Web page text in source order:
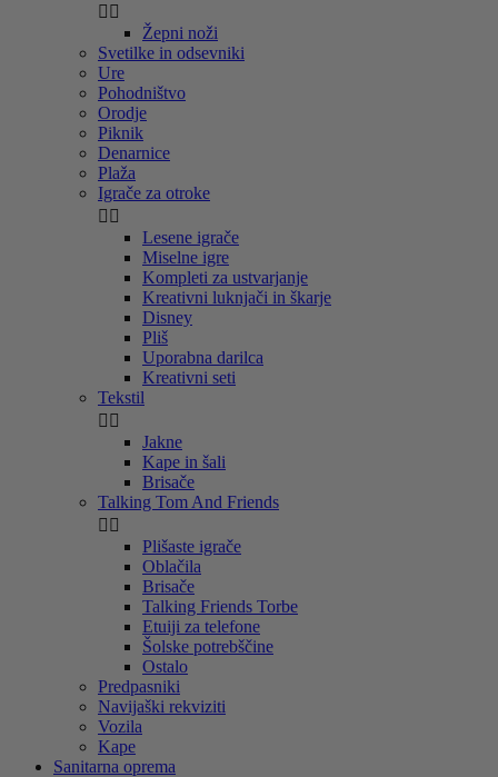
 
Žepni noži
Svetilke in odsevniki
Ure
Pohodništvo
Orodje
Piknik
Denarnice
Plaža
Igrače za otroke
 
Lesene igrače
Miselne igre
Kompleti za ustvarjanje
Kreativni luknjači in škarje
Disney
Pliš
Uporabna darilca
Kreativni seti
Tekstil
 
Jakne
Kape in šali
Brisače
Talking Tom And Friends
 
Plišaste igrače
Oblačila
Brisače
Talking Friends Torbe
Etuiji za telefone
Šolske potrebščine
Ostalo
Predpasniki
Navijaški rekviziti
Vozila
Kape
Sanitarna oprema